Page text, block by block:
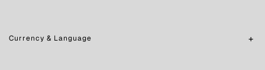
Currency & Language